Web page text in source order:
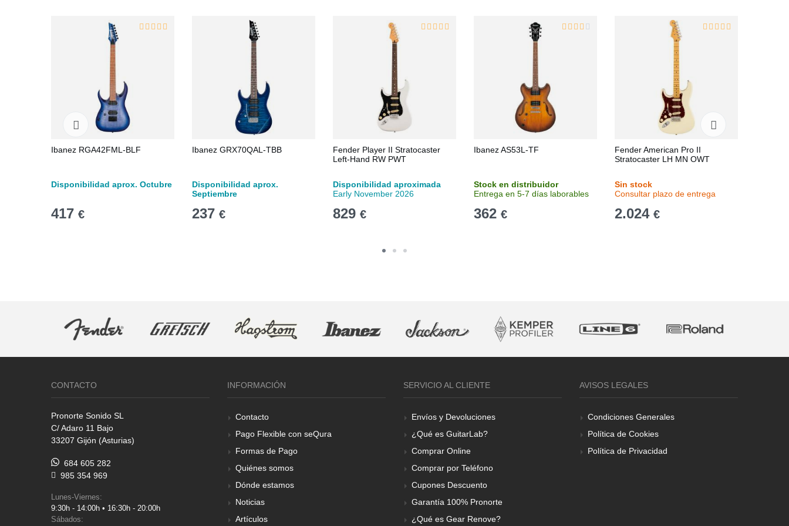
Ibanez RGA42FML-BLF
Disponibilidad aprox. Octubre
417 €
Ibanez GRX70QAL-TBB
Disponibilidad aprox.
Septiembre
237 €
Fender Player II Stratocaster
Left-Hand RW PWT
Disponibilidad aproximada
Early November 2026
829 €
Ibanez AS53L-TF
Stock en distribuidor
Entrega en 5-7 días laborables
362 €
Fender American Pro II
Stratocaster LH MN OWT
Sin stock
Consultar plazo de entrega
2.024 €
CONTACTO
Pronorte Sonido SL
C/ Adaro 11 Bajo
33207 Gijón (Asturias)
684 605 282
985 354 969
Lunes-Viernes:
9:30h - 14:00h • 16:30h - 20:00h
Sábados:
INFORMACIÓN
Contacto
Pago Flexible con seQura
Formas de Pago
Quiénes somos
Dónde estamos
Noticias
Artículos
SERVICIO AL CLIENTE
Envíos y Devoluciones
¿Qué es GuitarLab?
Comprar Online
Comprar por Teléfono
Cupones Descuento
Garantía 100% Pronorte
¿Qué es Gear Renove?
AVISOS LEGALES
Condiciones Generales
Política de Cookies
Política de Privacidad